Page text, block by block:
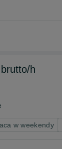
h
w weekendy